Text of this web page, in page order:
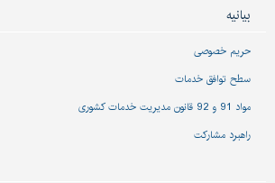
بیانیه
حریم خصوصی
سطح توافق خدمات
مواد 91 و 92 قانون مدیریت خدمات کشوری
راهبرد مشارکت